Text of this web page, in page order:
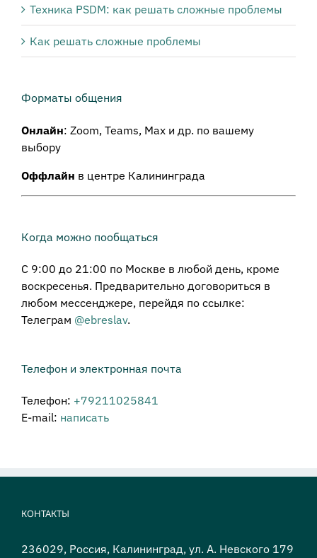
Техника PSDM: как решать сложные проблемы
Как решать сложные проблемы
Форматы общения
Онлайн: Zoom, Teams, Max и др. по вашему
выбору
Оффлайн в центре Калининграда
Когда можно пообщаться
С 9:00 до 21:00 по Москве в любой день, кроме
воскресенья. Предварительно договориться в
любом мессенджере, перейдя по ссылке:
Телеграм @ebreslav.
Телефон и электронная почта
Телефон: +79211025841
E-mail: написать
КОНТАКТЫ
236029, Россия, Калининград, ул. А. Невского 179